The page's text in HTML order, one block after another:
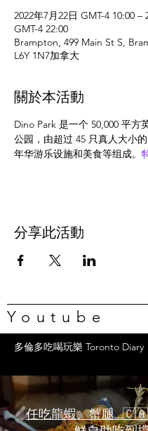
2022年7月22日 GMT-4 10:00 –
GMT-4 22:00
Brampton, 499 Main St S,
L6Y 1N7加拿大
關於本活動
Dino Park 是一个 50,000 平方
公园，由超过 45 只真人大小
年华游乐设施和美食等组成。
分享此活動
Youtube
多倫多吃喝玩樂 Toronto Diary
任吃龍蝦、蟹腿…🇨🇦